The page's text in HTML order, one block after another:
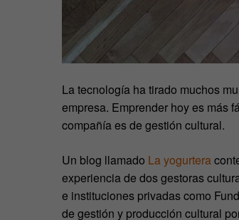
La tecnología ha tirado muchos
empresa. Emprender hoy es más
compañía es de gestión cultural.
Un blog llamado La yogurtera
experiencia de dos gestoras
e instituciones privadas como
de gestión y producción cultural